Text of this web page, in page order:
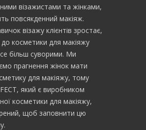
візажистами та жінками,
повсякденний макіяж.
візажу клієнтів зростає,
косметики для макіяжу
більш суворими. Ми
прагнення жінок мати
для макіяжу, тому
який є виробником
косметики для макіяжу,
щоб заповнити цю